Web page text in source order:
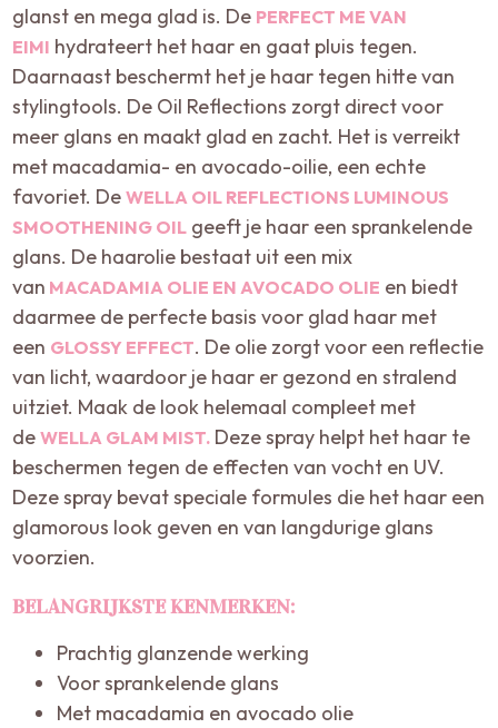
glanst en mega glad is. De PERFECT ME VAN
EIMI hydrateert het haar en gaat pluis tegen.
Daarnaast beschermt het je haar tegen hitte van
stylingtools. De Oil Reflections zorgt direct voor
meer glans en maakt glad en zacht. Het is verreikt
met macadamia- en avocado-oilie, een echte
favoriet. DeWELLA OIL REFLECTIONS LUMINOUS
SMOOTHENING OIL geeft je haar een sprankelende
glans. De haarolie bestaat uit een mix
van MACADAMIA OLIE EN AVOCADO OLIE en biedt
daarmee de perfecte basis voor glad haar met
een GLOSSY EFFECT. De olie zorgt voor een reflectie
van licht, waardoor je haar er gezond en stralend
uitziet. Maak de look helemaal compleet met
deWELLA GLAM MIST. Deze spray helpt het haar te
beschermen tegen de effecten van vocht en UV.
Deze spray bevat speciale formules die het haar een
glamorous look geven en van langdurige glans
voorzien.
BELANGRIJKSTE KENMERKEN:
Prachtig glanzende werking
Voor sprankelende glans
Met macadamia en avocado olie